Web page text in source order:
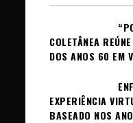
COLETÂNEA
DOS ANOS 60 EM
EXPERIÊNCIA
BASEADO NOS